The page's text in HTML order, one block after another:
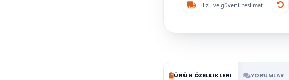
Hızlı ve güvenli teslimat
ÜRÜN ÖZELLIKLERI YORUMLAR